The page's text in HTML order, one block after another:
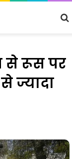
से रूस पर
ज्यादा